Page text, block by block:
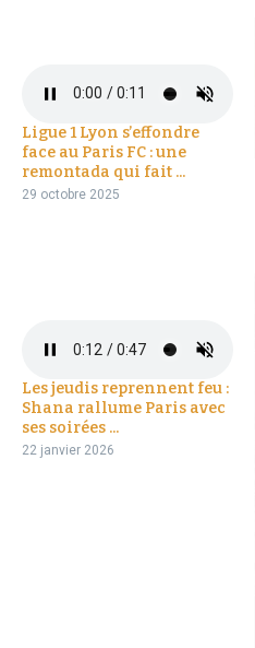
Ligue 1 Lyon s’effondre
face au Paris FC : une
remontada qui fait ...
29 octobre 2025
Les jeudis reprennent feu :
Shana rallume Paris avec
ses soirées ...
22 janvier 2026